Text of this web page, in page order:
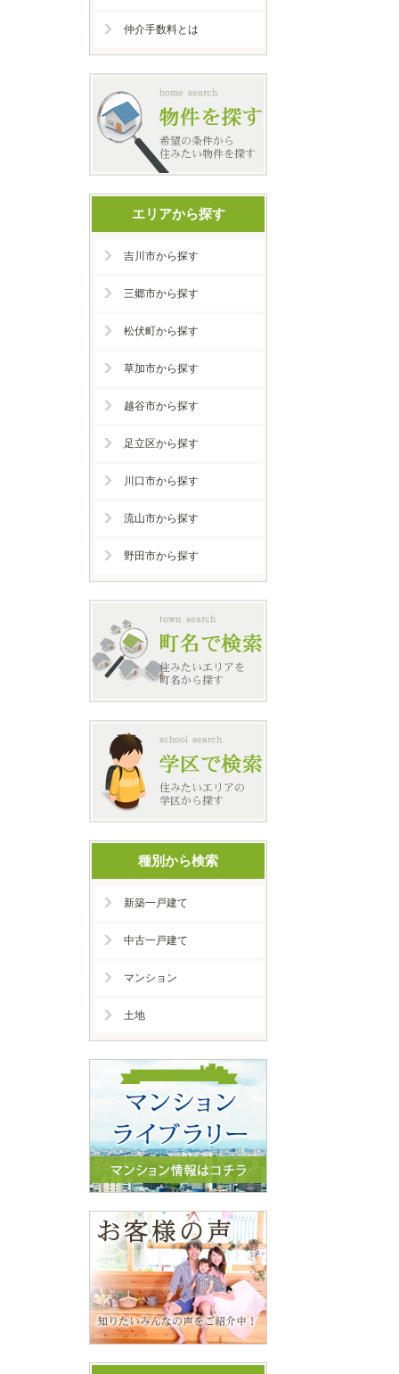
仲介手数料とは
エリアから探す
吉川市から探す
三郷市から探す
松伏町から探す
草加市から探す
越谷市から探す
足立区から探す
川口市から探す
流山市から探す
野田市から探す
種別から検索
新築一戸建て
中古一戸建て
マンション
土地